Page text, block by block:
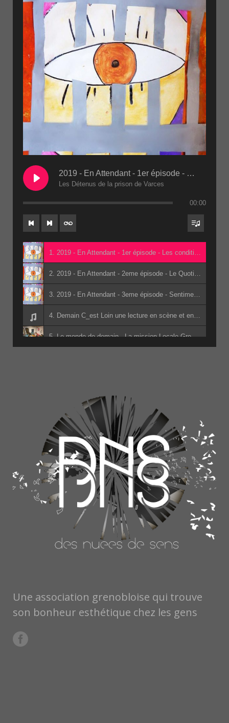
2019 - En Attendant - 1er épisode - Les conditions de détention 2eme passe(1)
Les Détenus de la prison de Varces
00:00
5. Le monde de demain - La mission Locale Grenoble
8. Apérophonie 4ème G - La Salle L'Aigle
Une association grenobloise qui trouve
son bonheur esthétique chez les gens